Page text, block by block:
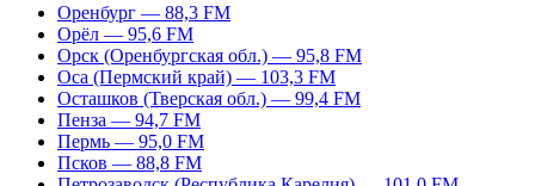
Оренбург — 88,3 FM
Орёл — 95,6 FM
Орск (Оренбургская обл.) — 95,8 FM
Оса (Пермский край) — 103,3 FM
Осташков (Тверская обл.) — 99,4 FM
Пенза — 94,7 FM
Пермь — 95,0 FM
Псков — 88,8 FM